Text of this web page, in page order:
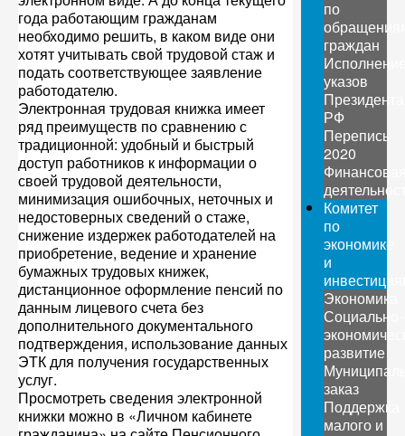
года работающим гражданам
необходимо решить, в каком виде они
хотят учитывать свой трудовой стаж и
подать соответствующее заявление
работодателю.
Электронная трудовая книжка имеет
ряд преимуществ по сравнению с
традиционной: удобный и быстрый
доступ работников к информации о
своей трудовой деятельности,
минимизация ошибочных, неточных и
недостоверных сведений о стаже,
снижение издержек работодателей на
приобретение, ведение и хранение
бумажных трудовых книжек,
дистанционное оформление пенсий по
данным лицевого счета без
дополнительного документального
подтверждения, использование данных
ЭТК для получения государственных
услуг.
Просмотреть сведения электронной
книжки можно в «Личном кабинете
по
граждан
указов
Президента
РФ
Перепись
2020
Комитет
по
экономике
и
Экономика
Социально-
развитие
заказ
Поддержка
малого и